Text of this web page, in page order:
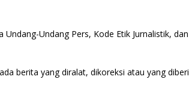
Undang Pers, Kode Etik Jurnalistik, dan
berita yang diralat, dikoreksi atau yang diberi